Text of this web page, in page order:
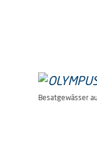
Besatgewässer